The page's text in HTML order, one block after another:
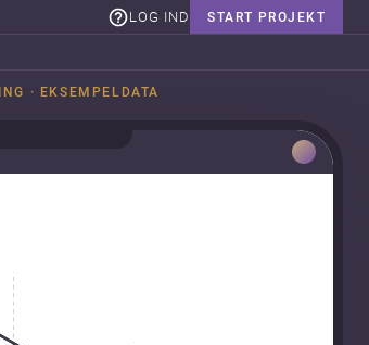
START PROJEKT
LOG IND
· EKSEMPELDATA